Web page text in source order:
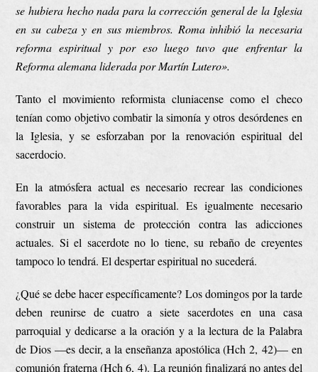
se hubiera hecho nada para la corrección general de la Iglesia
en su cabeza y en sus miembros. Roma inhibió la necesaria
reforma espiritual y por eso luego tuvo que enfrentar la
Reforma alemana liderada por Martín Lutero».
Tanto el movimiento reformista cluniacense como el checo
tenían como objetivo combatir la simonía y otros desórdenes en
la Iglesia, y se esforzaban por la renovación espiritual del
sacerdocio.
En la atmósfera actual es necesario recrear las condiciones
favorables para la vida espiritual. Es igualmente necesario
construir un sistema de protección contra las adicciones
actuales. Si el sacerdote no lo tiene, su rebaño de creyentes
tampoco lo tendrá. El despertar espiritual no sucederá.
¿Qué se debe hacer específicamente? Los domingos por la tarde
deben reunirse de cuatro a siete sacerdotes en una casa
parroquial y dedicarse a la oración y a la lectura de la Palabra
de Dios —es decir, a la enseñanza apostólica (Hch 2, 42)— en
comunión fraterna (Hch 6, 4). La reunión finalizará no antes del